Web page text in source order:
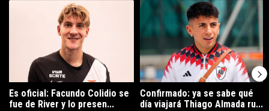
Un artículo de tendencia con el título "Es oficial: Facundo Colidio
Es oficial: Facundo Colidio se
fue de River y lo presen...
Un artículo de tendencia con el
Confirmado: ya se sabe qué
día viajará Thiago Almada ru...